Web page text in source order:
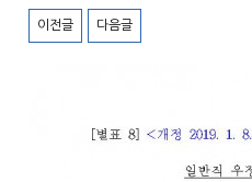
이전글 다음글